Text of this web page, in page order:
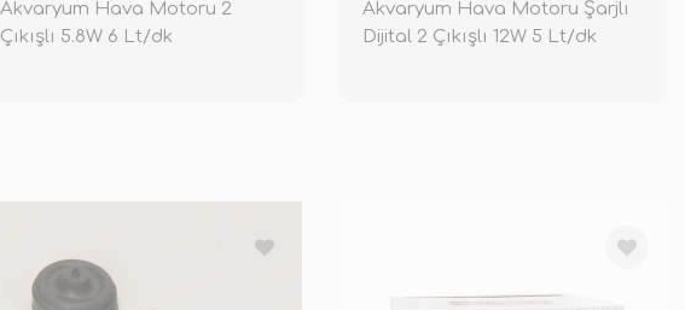
Akvaryum Hava Motoru 2
Çıkışlı 5.8W 6 Lt/dk
Akvaryum Hava Motoru Şarjlı
Dijital 2 Çıkışlı 12W 5 Lt/dk